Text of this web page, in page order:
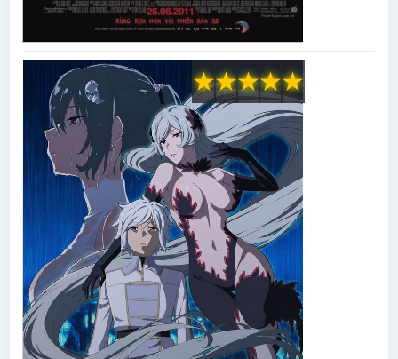
★
★
★
★
★